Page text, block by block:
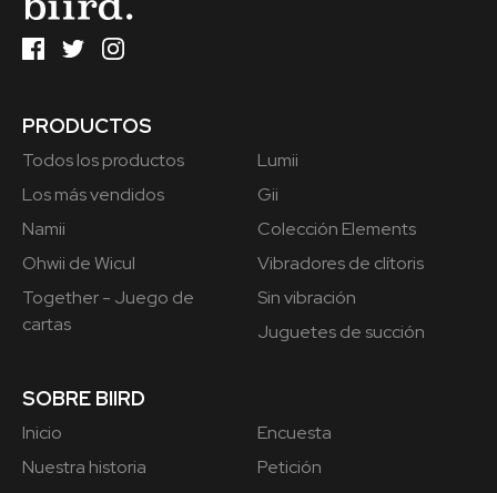
PRODUCTOS
Todos los productos
Los más vendidos
Namii
Ohwii de Wicul
Together - Juego de
cartas
Lumii
Gii
Colección Elements
Vibradores de clítoris
Sin vibración
Juguetes de succión
SOBRE BIIRD
Inicio
Nuestra historia
Encuesta
Petición